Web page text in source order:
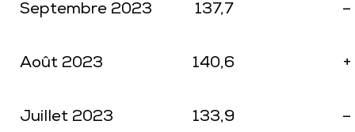
Septembre 2023 137,7 –
Août 2023 140,6
Juillet 2023 133,9 –